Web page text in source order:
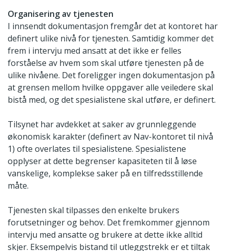
Organisering av tjenesten
I innsendt dokumentasjon fremgår det at kontoret har
definert ulike nivå for tjenesten. Samtidig kommer det
frem i intervju med ansatt at det ikke er felles
forståelse av hvem som skal utføre tjenesten på de
ulike nivåene. Det foreligger ingen dokumentasjon på
at grensen mellom hvilke oppgaver alle veiledere skal
bistå med, og det spesialistene skal utføre, er definert.
Tilsynet har avdekket at saker av grunnleggende
økonomisk karakter (definert av Nav-kontoret til nivå
1) ofte overlates til spesialistene. Spesialistene
opplyser at dette begrenser kapasiteten til å løse
vanskelige, komplekse saker på en tilfredsstillende
måte.
Tjenesten skal tilpasses den enkelte brukers
forutsetninger og behov. Det fremkommer gjennom
intervju med ansatte og brukere at dette ikke alltid
skjer. Eksempelvis bistand til utleggstrekk er et tiltak